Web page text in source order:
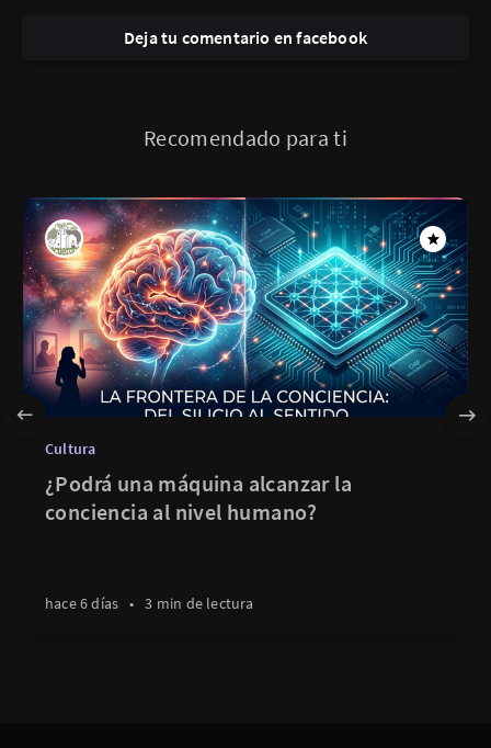
Deja tu comentario en facebook
Recomendado para ti
Cultura
¿Podrá una máquina alcanzar la
conciencia al nivel humano?
hace 6 días • 3 min de lectura